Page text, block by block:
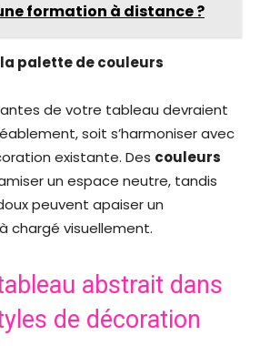
formation à distance ?
palette de couleurs
de votre tableau devraient
soit s’harmoniser avec
existante. Des couleurs
un espace neutre, tandis
peuvent apaiser un
chargé visuellement.
abstrait dans
de décoration